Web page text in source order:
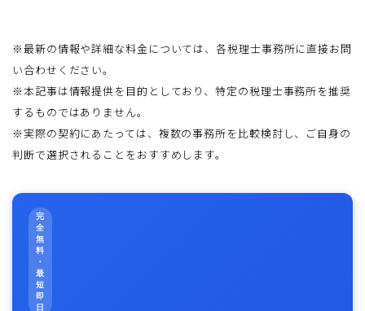
※最新の情報や詳細な料金については、各税理士事務所に直接お問
い合わせください。
※本記事は情報提供を目的としており、特定の税理士事務所を推奨
するものではありません。
※実際の契約にあたっては、複数の事務所を比較検討し、ご自身の
判断で選択されることをおすすめします。
完
全
無
料
・
最
短
即
日